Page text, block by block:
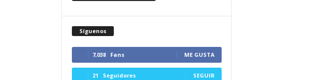
Síguenos
7,038 Fans ME GUSTA
21 Seguidores SEGUIR